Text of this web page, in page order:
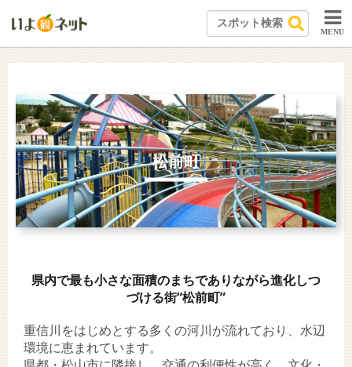
MENU
松前町
県内で最も小さな面積のまちでありながら進化しつ
づける街“松前町”
重信川をはじめとする多くの河川が流れており、水辺
環境に恵まれています。